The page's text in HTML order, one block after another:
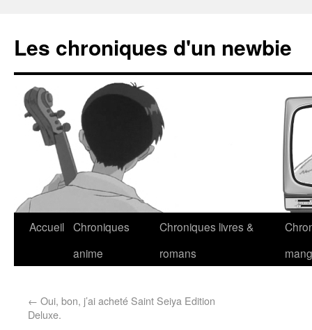
Les chroniques d'un newbie
Accueil Chroniques
anime
Chroniques livres &
romans
← Oui, bon, j’ai acheté Saint Seiya Edition
Deluxe.